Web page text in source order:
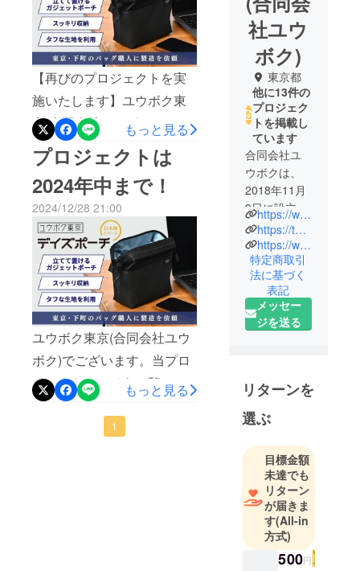
【再びのプロジェクトを実
施いたします】ユウボク東
京(合同会社ユウボク)でござ
います。当プロジェクト
ページをご覧いただきまし
て、ありがとうございま
す。当製品「デイズポーチ
（日本製シリーズ／デュー
ロンタイプ）」ですが、改
めてのプロジェクトを2月2
日12時より実施いたしま
す。プロジェクトページは
https://camp-
fire.jp/projects/816891/view
こちらから！※リターン発送
予定は2025年3月末〜4月上
旬頃を予定しております。
もっと見る
プロジェクトは
2024年中まで！
2024/12/28 21:00
ユウボク東京(合同会社ユウ
ボク)でございます。当プロ
ジェクトページをご覧いた
だきまして、ありがとうご
ざいます。今回のプロジェ
もっと見る
1
社ユウ
ボク)
東京都
他に13件の
プロジェク
トを掲載し
ています
合同会社ユ
ウボクは、
2018年11月
9日に設立し
ました。同
時に「ワー
クスタイル
ブランド”ユ
ウボク東
京”」も立ち
上げまし
ンセプトと
しては、”働
く人たちそ
ワークスタ
イルに合わ
せて、そっ
と魅せるプ
ロダクトブ
ランド”で
https://www.youboku.tokyo/
https://twitter.com/youboku_sp/
https://www.instagram.com/youboku_tokyo/
特定商取引
法に基づく
表記
メッセー
ジを送る
リターンを
選ぶ
目標金額
未達でも
リターン
が届きま
す(All-in
方式)
500円